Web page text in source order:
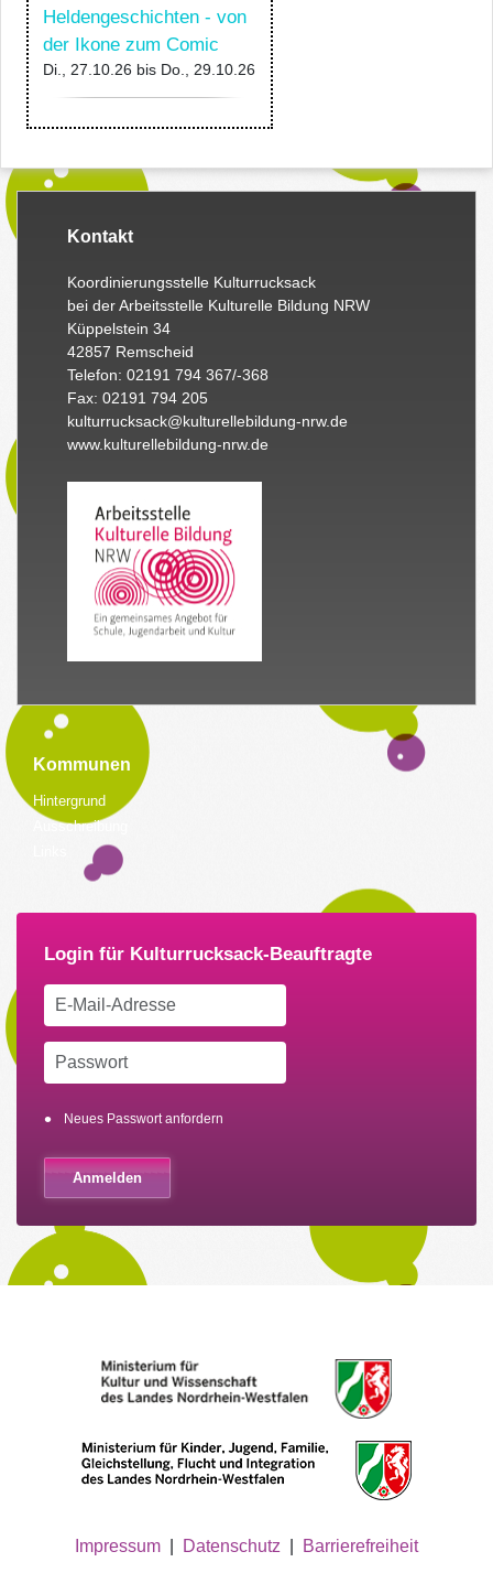
Heldengeschichten - von
der Ikone zum Comic
Di., 27.10.26 bis Do., 29.10.26
Kontakt
Koordinierungsstelle Kulturrucksack
bei der Arbeitsstelle Kulturelle Bildung NRW
Küppelstein 34
42857 Remscheid
Telefon: 02191 794 367/-368
Fax: 02191 794 205
kulturrucksack@kulturellebildung-nrw.de
www.kulturellebildung-nrw.de
Kommunen
Hintergrund
Ausschreibung
Neues Passwort anfordern
Impressum Datenschutz Barrierefreiheit